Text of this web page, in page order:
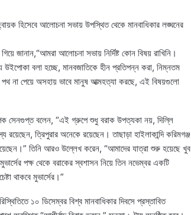
হিসেবে আলোচনা সভায় উপস্থিত থেকে মানবাধিকার লঙ্ঘনের
জানান,“আমরা আলোচনা সভায় নির্দিষ্ট কোন বিষয় রাখিনি।
উইপোকা বলা হচ্ছে, মানবজাতিকে হীন প্রতিপন্ন করা, নিম্নতম
পথ না পেয়ে অসহায় ভাবে মানুষ আত্মহত্যা করছে, এই বিষয়গুলো
সেনগুপ্ত বলেন, “এই গ্রুপে শুধু বরাক উপত্যকা নয়, দিল্লি
রয়েছেন, ত্রিপুরার অনেকে রয়েছেন। তাছাড়া হাইলাকান্দি করিমগঞ্জ
তিনি আরও উল্লেখ করেন, “আমাদের যাত্রা শুরু হয়েছে খুব
পক্ষ থেকে বরাকের স্বশাসন নিয়ে তিন নভেম্বর একটি
থাকবে মুভার্সের।”
১০ ডিসেম্বর বিশ্ব মানবাধিকার দিবসে প্রস্তাবিত